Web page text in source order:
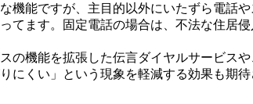
機能ですが、主目的以外にいたずら電話
てます。固定電話の場合は、不法な住居
の機能を拡張した伝言ダイヤルサービス
にくい」という現象を軽減する効果も期待